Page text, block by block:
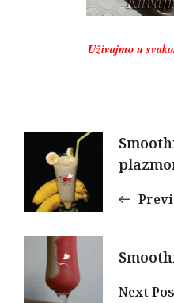
Uživajmo u
Post
Navigation
Next